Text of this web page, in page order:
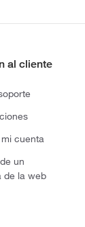
al cliente
cuenta
un
de la web